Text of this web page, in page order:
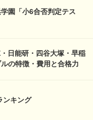
園「小6合否判定テス
日能研・四谷大塚・早稲
の特徴・費用と合格力
ンキング